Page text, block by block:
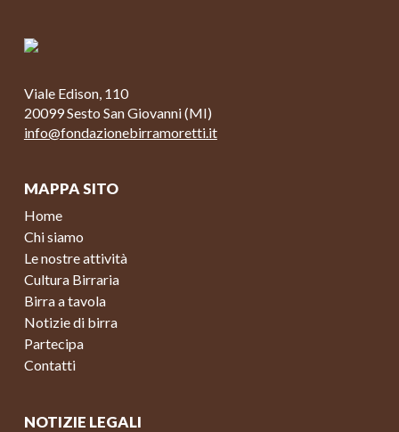
Viale Edison, 110
20099 Sesto San Giovanni (MI)
info@fondazionebirramoretti.it
MAPPA SITO
Home
Chi siamo
Le nostre attività
Cultura Birraria
Birra a tavola
Notizie di birra
Partecipa
Contatti
NOTIZIE LEGALI